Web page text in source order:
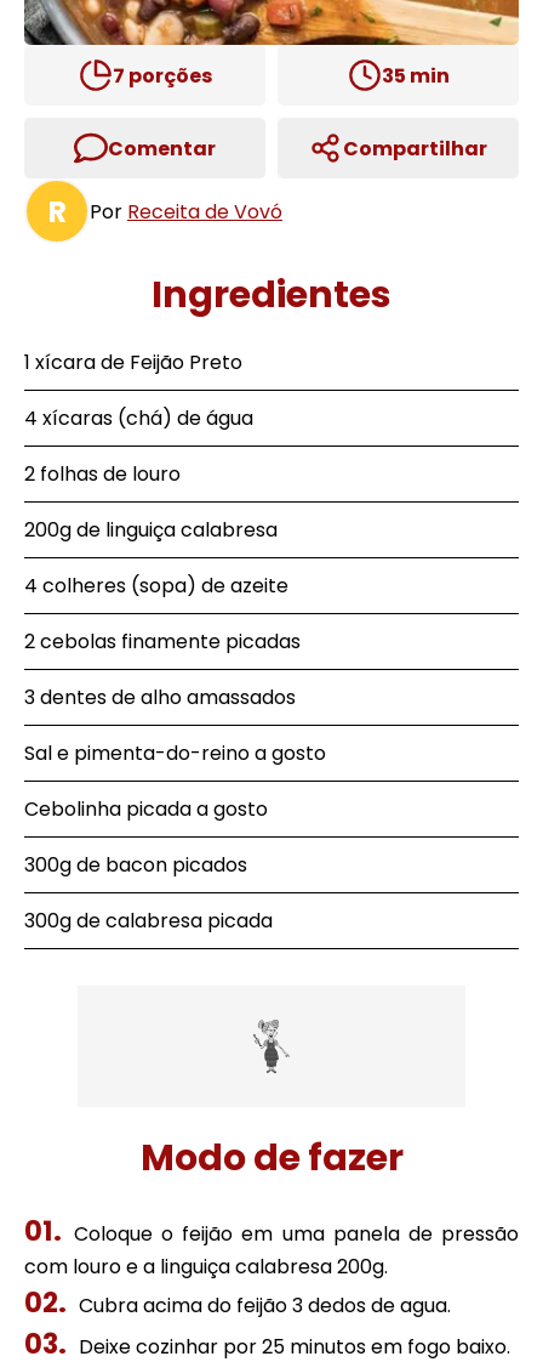
7 porções 35 min
Comentar Compartilhar
R Por Receita de Vovó
Ingredientes
1 xícara de Feijão Preto
4 xícaras (chá) de água
2 folhas de louro
200g de linguiça calabresa
4 colheres (sopa) de azeite
2 cebolas finamente picadas
3 dentes de alho amassados
Sal e pimenta-do-reino a gosto
Cebolinha picada a gosto
300g de bacon picados
300g de calabresa picada
Modo de fazer
Coloque o feijão em uma panela de pressão
com louro e a linguiça calabresa 200g.
Cubra acima do feijão 3 dedos de agua.
Deixe cozinhar por 25 minutos em fogo baixo.